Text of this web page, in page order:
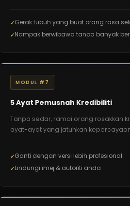
Gerak tubuh yang buat orang rasa
Nampak berwibawa tanpa banyak
MODUL #7
5 Ayat Pemusnah Kredibiliti
Tanpa sedar, ramai orang rosakkan
ayat-ayat yang jatuhkan
Ganti dengan versi lebih profesional
Lindungi imej & autoriti anda